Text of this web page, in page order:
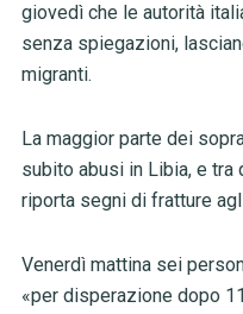
giovedì che le autorità
senza spiegazioni,
migranti.
La maggior parte dei
subito abusi in Libia, e tra
riporta segni di fratture
Venerdì mattina sei
«per disperazione dopo